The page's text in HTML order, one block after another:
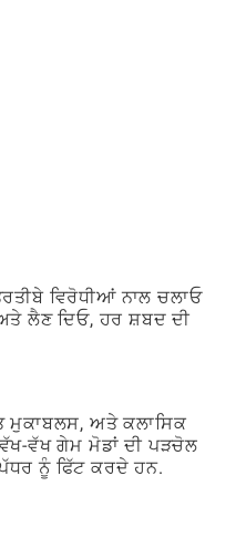
ਵਿਰੋਧੀਆਂ ਨਾਲ ਚਲਾਓ
ਲੈਣ ਦਿਓ, ਹਰ ਸ਼ਬਦ ਦੀ
ਮੁਕਾਬਲਸ, ਅਤੇ ਕਲਾਸਿਕ
ਵੱਖ ਗੇਮ ਮੋਡਾਂ ਦੀ ਪੜਚੋਲ
ਨੂੰ ਫਿੱਟ ਕਰਦੇ ਹਨ.